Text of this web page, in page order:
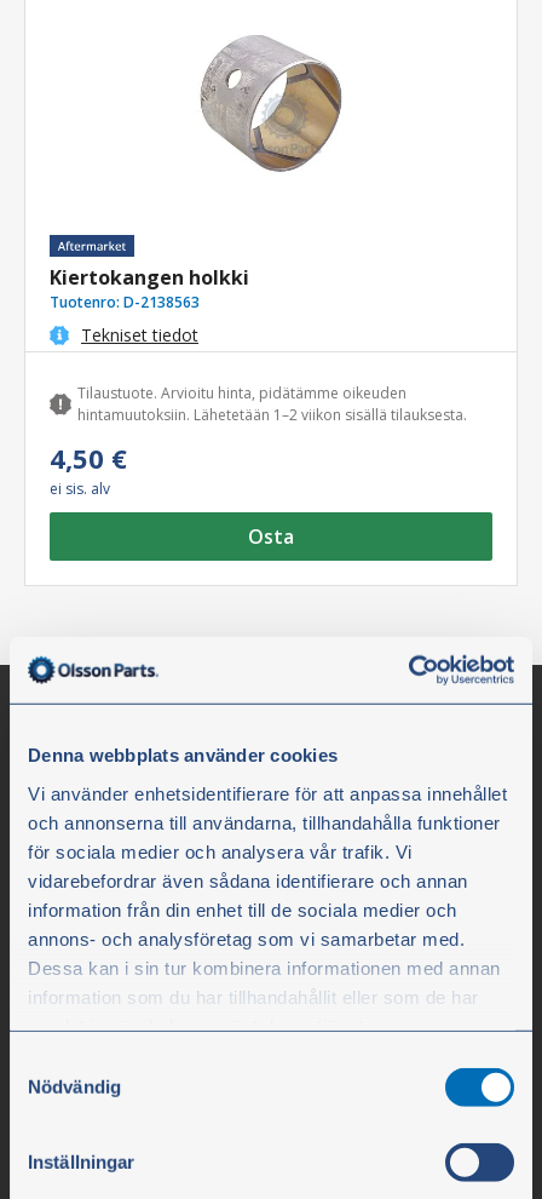
Denna webbplats använder cookies
Vi använder enhetsidentifierare för att anpassa innehållet
och annonserna till användarna, tillhandahålla funktioner
för sociala medier och analysera vår trafik. Vi
vidarebefordrar även sådana identifierare och annan
information från din enhet till de sociala medier och
annons- och analysföretag som vi samarbetar med.
Dessa kan i sin tur kombinera informationen med annan
information som du har tillhandahållit eller som de har
Du kan när som helst ändra ditt val. För att återkalla ditt
samtycke klickar du på ”Cookie-ikonen” längst ned till
Nödvändig
Inställningar
Kiertokangen holkki
Tuotenro: D-2138563
Tekniset tiedot
Tilaustuote. Arvioitu hinta, pidätämme oikeuden
hintamuutoksiin. Lähetetään 1–2 viikon sisällä tilauksesta.
4,50 €
ei sis. alv
Osta
Olssons i Ellös
Olssons i Ellös AB
Slätthultsvägen 12